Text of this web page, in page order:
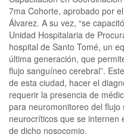
7ma Cohorte, aprobado por
Álvarez. A su vez, “se
Unidad Hospitalaria de
hospital de Santo Tomé, un
última generación, que
flujo sanguíneo cerebral”.
de esta ciudad, hacer el
requerir la presencia de
para neuromonitoreo del
neurocríticos que se internen
de dicho nosocomio.